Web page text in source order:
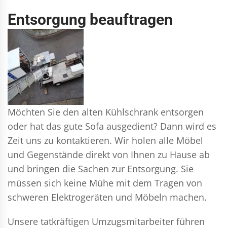
Entsorgung beauftragen
Möchten Sie den alten Kühlschrank entsorgen
oder hat das gute Sofa ausgedient? Dann wird es
Zeit uns zu kontaktieren. Wir holen alle Möbel
und Gegenstände direkt von Ihnen zu Hause ab
und bringen die Sachen zur Entsorgung. Sie
müssen sich keine Mühe mit dem Tragen von
schweren Elektrogeräten und Möbeln machen.
Unsere tatkräftigen Umzugsmitarbeiter führen